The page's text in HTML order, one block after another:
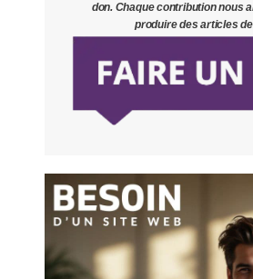
don. Chaque contribution nous
produire des articles